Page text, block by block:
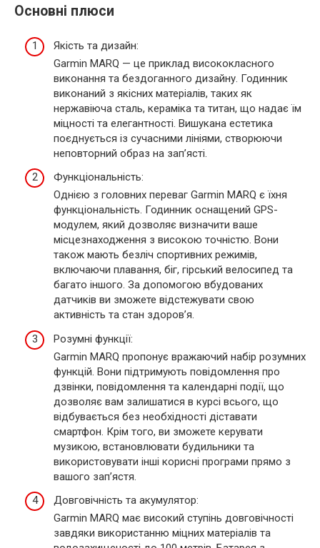
Основні плюси
Якість та дизайн:
Garmin MARQ — це приклад висококласного
виконання та бездоганного дизайну. Годинник
виконаний з якісних матеріалів, таких як
нержавіюча сталь, кераміка та титан, що надає їм
міцності та елегантності. Вишукана естетика
поєднується із сучасними лініями, створюючи
неповторний образ на зап’ясті.
Функціональність:
Однією з головних переваг Garmin MARQ є їхня
функціональність. Годинник оснащений GPS-
модулем, який дозволяє визначити ваше
місцезнаходження з високою точністю. Вони
також мають безліч спортивних режимів,
включаючи плавання, біг, гірський велосипед та
багато іншого. За допомогою вбудованих
датчиків ви зможете відстежувати свою
активність та стан здоров’я.
Розумні функції:
Garmin MARQ пропонує вражаючий набір розумних
функцій. Вони підтримують повідомлення про
дзвінки, повідомлення та календарні події, що
дозволяє вам залишатися в курсі всього, що
відбувається без необхідності діставати
смартфон. Крім того, ви зможете керувати
музикою, встановлювати будильники та
використовувати інші корисні програми прямо з
вашого зап’ястя.
Довговічність та акумулятор:
Garmin MARQ має високий ступінь довговічності
завдяки використанню міцних матеріалів та